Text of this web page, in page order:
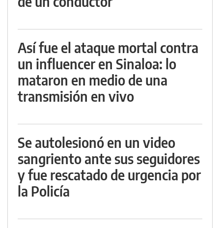
Así fue el ataque mortal contra
un influencer en Sinaloa: lo
mataron en medio de una
transmisión en vivo
Se autolesionó en un video
sangriento ante sus seguidores
y fue rescatado de urgencia por
la Policía